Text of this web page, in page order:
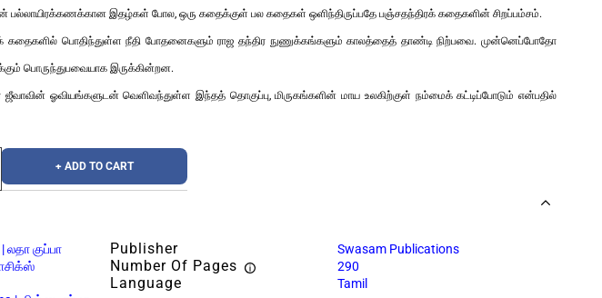
பல்லாயிரக்கணக்கான இதழ்கள் போல, ஒரு கதைக்குள் பல கதைகள் ஒளிந்திருப்பதே பஞ்சதந்திரக் கதைகளின் சிறப்பம்சம்.
கதைகளில் பொதிந்துள்ள நீதி போதனைகளும் ராஜ தந்திர நுணுக்கங்களும் காலத்தைத் தாண்டி நிற்பவை. முன்னெப்போதோ
பொருந்துபவையாக இருக்கின்றன.
ஓவியங்களுடன் வெளிவந்துள்ள இந்தத் தொகுப்பு, மிருகங்களின் மாய உலகிற்குள் நம்மைக் கட்டிப்போடும் என்பதில்
+ ADD TO CART
லதா குப்பா Publisher Swasam Publications
Number Of Pages 290
Language Tamil